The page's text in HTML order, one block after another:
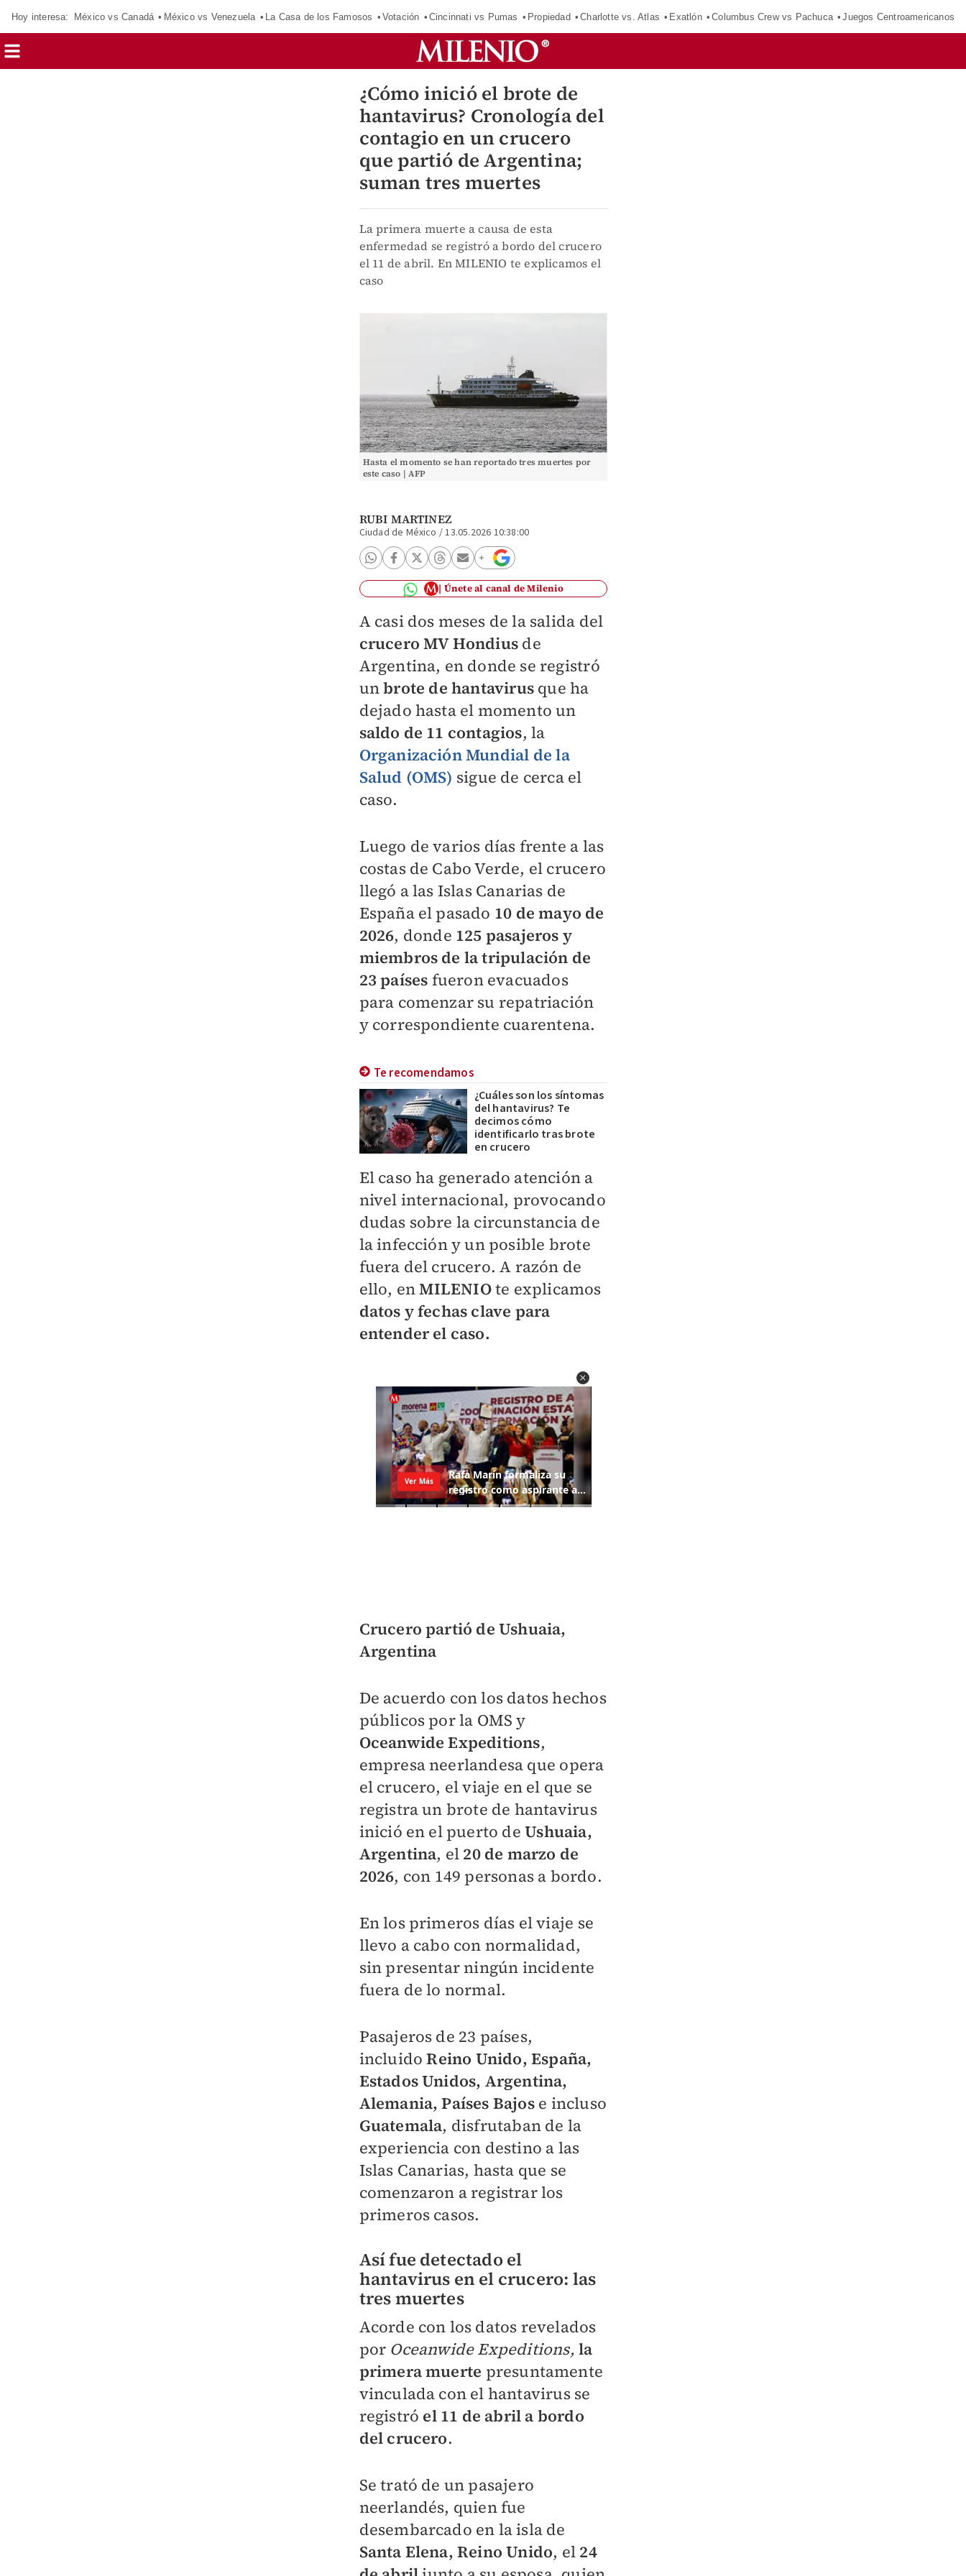
Hoy interesa: México vs Canadá México vs Venezuela La Casa de los Famosos Votación Cincinnati vs Pumas Propiedad Charlotte vs. Atlas Exatlón Columbus Crew vs Pachuca Juegos Centroamericanos
¿Cómo inició el brote de
hantavirus? Cronología del
contagio en un crucero
que partió de Argentina;
suman tres muertes
La primera muerte a causa de esta
enfermedad se registró a bordo del crucero
el 11 de abril. En MILENIO te explicamos el
caso
Hasta el momento se han reportado tres muertes por
este caso | AFP
RUBI MARTINEZ
Ciudad de México /13.05.2026 10:38:00
Únete al canal de Milenio
A casi dos meses de la salida del
crucero MV Hondius de
Argentina, en donde se registró
unbrote de hantavirusque ha
dejado hasta el momento un
saldo de 11 contagios, la
Organización Mundial de la
Salud (OMS) sigue de cerca el
caso.
Luego de varios días frente a las
costas de Cabo Verde, el crucero
llegó a las Islas Canarias de
España el pasado 10 de mayo de
2026, donde 125 pasajeros y
miembros de la tripulación de
23 países fueron evacuados
para comenzar su repatriación
y correspondiente cuarentena.
Te recomendamos
¿Cuáles son los síntomas
del hantavirus? Te
decimos cómo
identificarlo tras brote
en crucero
El caso ha generado atención a
nivel internacional, provocando
dudas sobre la circunstancia de
la infección y un posible brote
fuera del crucero. A razón de
ello, enMILENIOte explicamos
datos y fechas clave para
entender el caso.
Crucero partió de Ushuaia,
Argentina
De acuerdo con los datos hechos
públicos por la OMS y
Oceanwide Expeditions,
empresa neerlandesa que opera
el crucero, el viaje en el que se
registra un brote de hantavirus
inició en el puerto de Ushuaia,
Argentina, el 20 de marzo de
2026, con 149 personas a bordo.
En los primeros días el viaje se
llevo a cabo con normalidad,
sin presentar ningún incidente
fuera de lo normal.
Pasajeros de 23 países,
incluidoReino Unido, España,
Estados Unidos, Argentina,
Alemania, Países Bajose incluso
Guatemala, disfrutaban de la
experiencia con destino a las
Islas Canarias, hasta que se
comenzaron a registrar los
primeros casos.
Así fue detectado el
hantavirus en el crucero: las
tres muertes
Acorde con los datos revelados
por Oceanwide Expeditions, la
primera muerte presuntamente
vinculada con el hantavirus se
registró el 11 de abril a bordo
del crucero.
Se trató de un pasajero
neerlandés, quien fue
desembarcado en la isla de
Santa Elena, Reino Unido, el 24